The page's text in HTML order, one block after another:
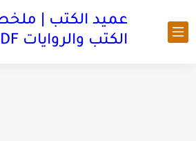
عميد الكتب |
الكتب والروايات PDF